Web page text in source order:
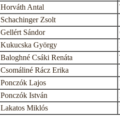
Horváth Antal
Schachinger Zsolt
Gellért Sándor
Kukucska György
Baloghné Csáki Renáta
Csomáliné Rácz Erika
Ponczók Lajos
Ponczók István
Lakatos Miklós